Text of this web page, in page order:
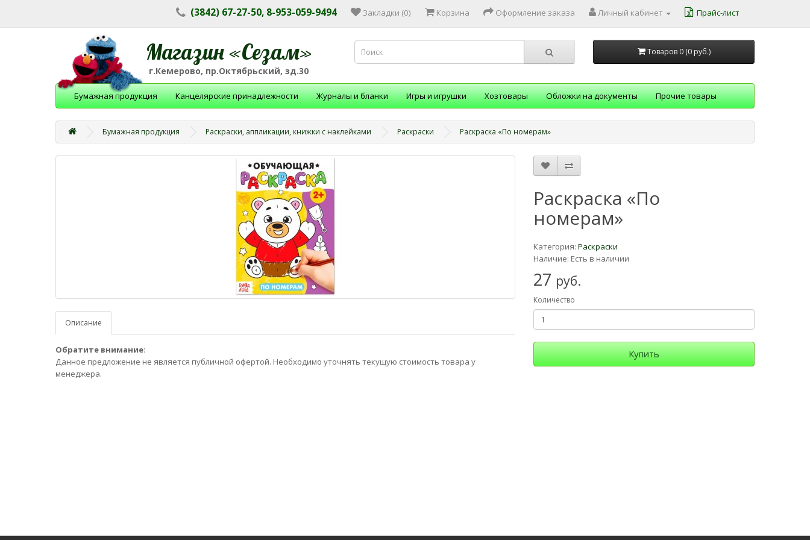
(3842) 67-27-50, 8-953-059-9494 Закладки (0) Корзина Оформление заказа Личный кабинет Прайс-лист
Магазин «Сезам»
г.Кемерово, пр.Октябрьский, зд.30
Товаров 0 (0 руб.)
Бумажная продукция Канцелярские принадлежности Журналы и бланки Игры и игрушки Хозтовары Обложки на документы Прочие товары
Бумажная продукция Раскраски, аппликации, книжки с наклейками Раскраски Раскраска «По номерам»
Описание
Обратите внимание:
Данное предложение не является публичной офертой. Необходимо уточнять текущую стоимость товара у
менеджера.
Раскраска «По
номерам»
Категория:Раскраски
Наличие: Есть в наличии
27 руб.
Количество
Купить